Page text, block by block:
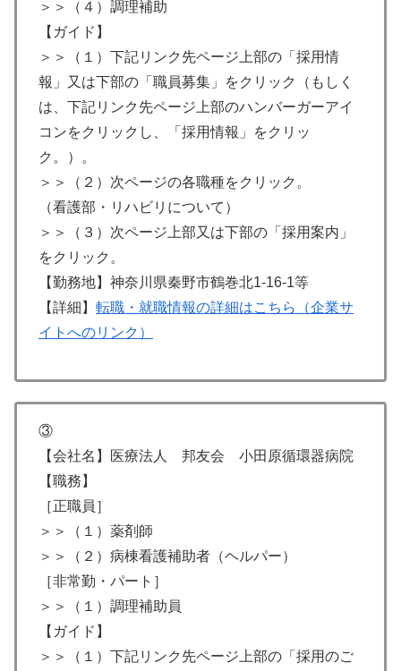
＞＞（４）調理補助
【ガイド】
＞＞（１）下記リンク先ページ上部の「採用情
報」又は下部の「職員募集」をクリック（もしく
は、下記リンク先ページ上部のハンバーガーアイ
コンをクリックし、「採用情報」をクリッ
ク。）。
＞＞（２）次ページの各職種をクリック。
（看護部・リハビリについて）
＞＞（３）次ページ上部又は下部の「採用案内」
をクリック。
【勤務地】神奈川県秦野市鶴巻北1-16-1等
【詳細】 転職・就職情報の詳細はこちら（企業サ
イトへのリンク）
③
【会社名】医療法人 邦友会 小田原循環器病院
【職務】
［正職員］
＞＞（１）薬剤師
＞＞（２）病棟看護補助者（ヘルパー）
［非常勤・パート］
＞＞（１）調理補助員
【ガイド】
＞＞（１）下記リンク先ページ上部の「採用のご